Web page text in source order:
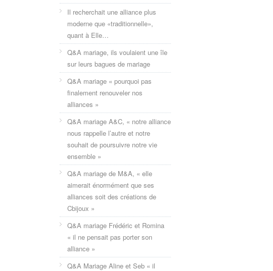
Il recherchait une alliance plus
moderne que «traditionnelle»,
quant à Elle…
Q&A mariage, ils voulaient une île
sur leurs bagues de mariage
Q&A mariage « pourquoi pas
finalement renouveler nos
alliances »
Q&A mariage A&C, « notre alliance
nous rappelle l’autre et notre
souhait de poursuivre notre vie
ensemble »
Q&A mariage de M&A, « elle
aimerait énormément que ses
alliances soit des créations de
Cbijoux »
Q&A mariage Frédéric et Romina
« il ne pensait pas porter son
alliance »
Q&A Mariage Aline et Seb « il